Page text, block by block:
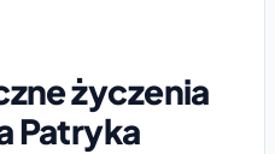
życzenia
Patryka